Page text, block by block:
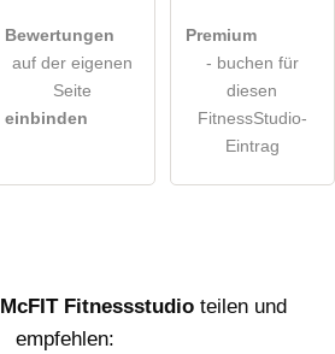
Bewertungen
auf der eigenen
Seite
einbinden
Premium
- buchen für
diesen
FitnessStudio-
Eintrag
McFIT Fitnessstudio teilen und
empfehlen: